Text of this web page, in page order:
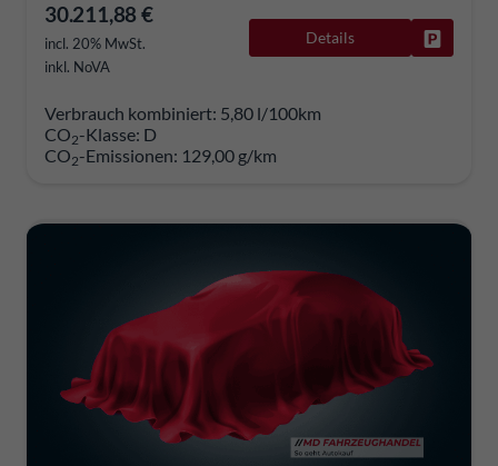
30.211,88 €
incl. 20% MwSt.
inkl. NoVA
Details
Verbrauch kombiniert: 5,80 l/100km
CO2-Klasse: D
CO2-Emissionen: 129,00 g/km